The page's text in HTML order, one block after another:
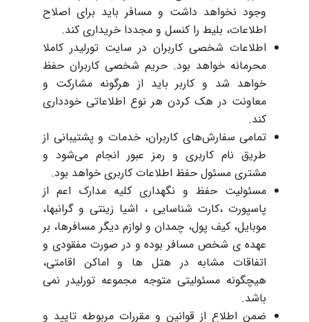
وجود نخواهد داشت و مسافر باید برای اصلاح
اطلاعات، بلیط را کنسل و مجددا خریداری کند.
اطلاعات شخصی کاربران در سایت تورلیدر کاملا
محرمانه خواهد بود. حریم شخصی کاربران حفظ
خواهد شد و کاربر باید از هرگونه مشارکت و
معاونت در هک کردن هر نوع اطلاعاتی خودداری
کند.
تمامی سفارش‌های کاربران، خدمات و پشتیبانی از
طریق نام کاربری و رمز عبور انجام می‌شود و
مشتری مسئول حفظ اطلاعات کاربری خواهد بود.
مسئولیت حفظ و نگهداری کلیه مدارک اعم از
پاسپورت ،کارت شناسایی ، اشیا زینتی و گرانبها،
موبایل، کیف پول، چمدان و لوازم دیگر مسافرها، بر
عهده ی شخص مسافر بوده و در صورت مفقودی و
اتفاقات مشابه در هتل ها و اماکن اقامتی،
هیچگونه مسئولیتی متوجه مجموعه تورلیدر نمی
باشد.
ضمن اطلاع از قوانین و مقررات مربوطه تایید و